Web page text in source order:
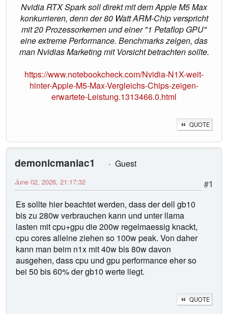
Nvidia RTX Spark soll direkt mit dem Apple M5 Max
konkurrieren, denn der 80 Watt ARM-Chip verspricht
mit 20 Prozessorkernen und einer "1 Petaflop GPU"
eine extreme Performance. Benchmarks zeigen, das
man Nvidias Marketing mit Vorsicht betrachten sollte.
https://www.notebookcheck.com/Nvidia-N1X-weit-
hinter-Apple-M5-Max-Vergleichs-Chips-zeigen-
erwartete-Leistung.1313466.0.html
QUOTE
demonicmaniac1
Guest
#1
June 02, 2026, 21:17:32
Es sollte hier beachtet werden, dass der dell gb10
bis zu 280w verbrauchen kann und unter llama
lasten mit cpu+gpu die 200w regelmaessig knackt,
cpu cores alleine ziehen so 100w peak. Von daher
kann man beim n1x mit 40w bis 80w davon
ausgehen, dass cpu und gpu performance eher so
bei 50 bis 60% der gb10 werte liegt.
QUOTE